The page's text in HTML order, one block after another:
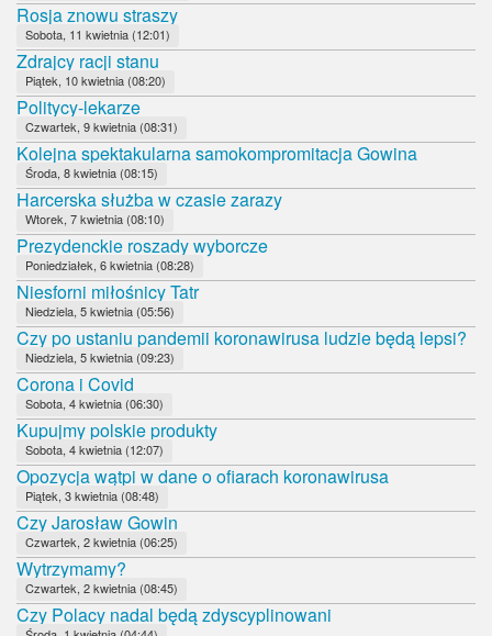
Rosja znowu straszy
Sobota, 11 kwietnia (12:01)
Zdrajcy racji stanu
Piątek, 10 kwietnia (08:20)
Politycy-lekarze
Czwartek, 9 kwietnia (08:31)
Kolejna spektakularna samokompromitacja Gowina
Środa, 8 kwietnia (08:15)
Harcerska służba w czasie zarazy
Wtorek, 7 kwietnia (08:10)
Prezydenckie roszady wyborcze
Poniedziałek, 6 kwietnia (08:28)
Niesforni miłośnicy Tatr
Niedziela, 5 kwietnia (05:56)
Czy po ustaniu pandemii koronawirusa ludzie będą lepsi?
Niedziela, 5 kwietnia (09:23)
Corona i Covid
Sobota, 4 kwietnia (06:30)
Kupujmy polskie produkty
Sobota, 4 kwietnia (12:07)
Opozycja wątpi w dane o ofiarach koronawirusa
Piątek, 3 kwietnia (08:48)
Czy Jarosław Gowin
Czwartek, 2 kwietnia (06:25)
Wytrzymamy?
Czwartek, 2 kwietnia (08:45)
Czy Polacy nadal będą zdyscyplinowani